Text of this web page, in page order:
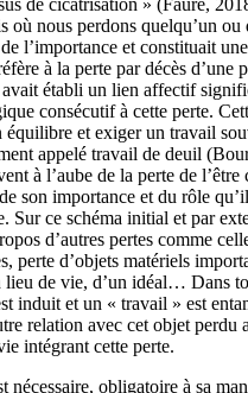
où nous perdons quelqu’un ou
l’importance et constituait
à la perte par décès d’une
établi un lien affectif
consécutif à cette perte.
équilibre et exiger un travail
appelé travail de deuil
à l’aube de la perte de l’être
son importance et du rôle
Sur ce schéma initial et par
d’autres pertes comme
perte d’objets matériels
lieu de vie, d’un idéal… Dans
induit et un « travail » est
relation avec cet objet perdu
intégrant cette perte.
nécessaire, obligatoire à sa